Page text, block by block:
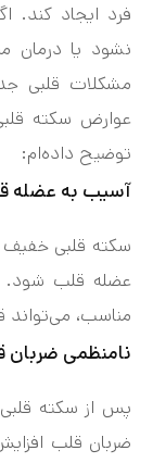
فرد ایجاد
نشود یا درمان
مشکلات قلبی
توضیح داده‌ام:
آسیب به عضله
سکته قلبی
عضله قلب شود.
مناسب،
نامنظمی ضربان
پس از سکته
ضربان قلب